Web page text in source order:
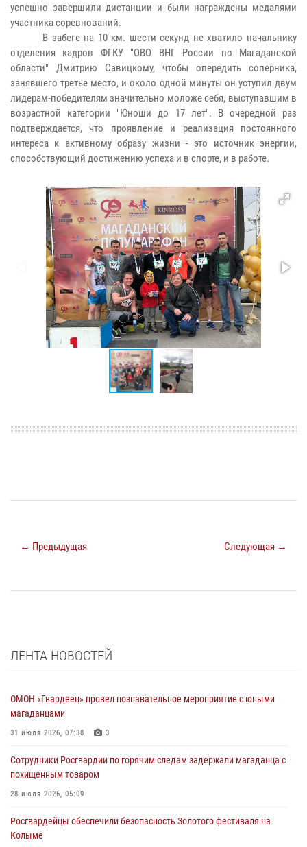
успешно завершили дистанции и были награждены медалями
участника соревнований.
В забеге на 10 км. шести секунд не хватило начальнику
отделения кадров ФГКУ "ОВО ВНГ России по Магаданской
области" Дмитрию Савицкому, чтобы опередить соперника,
занявшего третье место, и около одной минуты он уступил двум
лидерам-победителям значительно моложе себя, выступавшим в
возрастной категории "Юноши до 17 лет". В очередной раз
подтверждается, что проявление и реализация постоянного
интереса к активному образу жизни - это источник энергии,
способствующий достижению успеха и в спорте, и в работе.
← Предыдущая Следующая →
ЛЕНТА НОВОСТЕЙ
ОМОН «Гвардеец» провел познавательное мероприятие с юными
магаданцами
31 июля 2026, 07:38 3
Сотрудники Росгвардии по горячим следам задержали магаданца с
похищенным товаром
28 июля 2026, 05:09
Росгвардейцы обеспечили безопасность Золотого фестиваля на
Колыме